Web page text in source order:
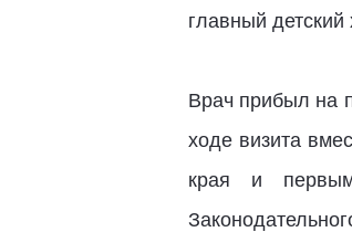
главный детский
Врач прибыл на
ходе визита
края и первым